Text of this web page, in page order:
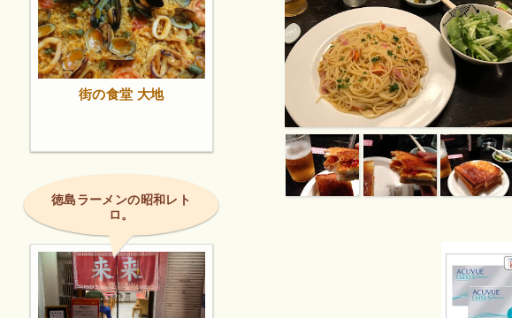
街の食堂 大地
徳島ラーメンの昭和レト
ロ。